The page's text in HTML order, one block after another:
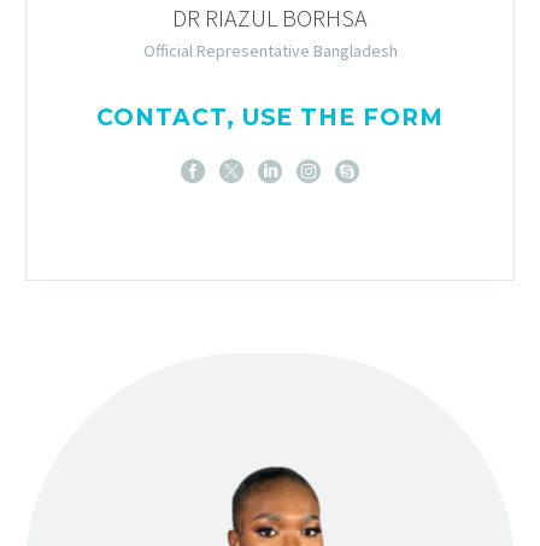
DR RIAZUL BORHSA
Official Representative Bangladesh
CONTACT, USE THE FORM